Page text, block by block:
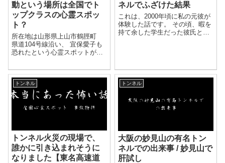
動という場所は全国でト
ップクラスの心霊スポッ
ト？
所在地は山形県上山市鶴脛町
県道104号線沿い、 宜保愛子も
恐れたという心霊スポットが山
は昔首切り場であったと言われ
る場所です。 宜保愛子が死んだ
原因もそれが原因だという人も
出...
ネルでふざけた結果
これは、2000年頃に私の元彼が
体験した話です。 その頃、暇を
持て余した学生だった彼氏とそ
いたりと言うの...
トンネル
トンネル火災の現場で、
誰かに引き込まれそうに
なりました【東名高速道
トンネル
大阪の妙見山の有名トン
ネルでの出来事 / 妙見山で
肝試し